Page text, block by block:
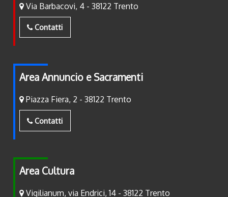
Via Barbacovi, 4 - 38122 Trento
Contatti
Area Annuncio e Sacramenti
Piazza Fiera, 2 - 38122 Trento
Contatti
Area Cultura
Vigilianum, via Endrici, 14 - 38122 Trento